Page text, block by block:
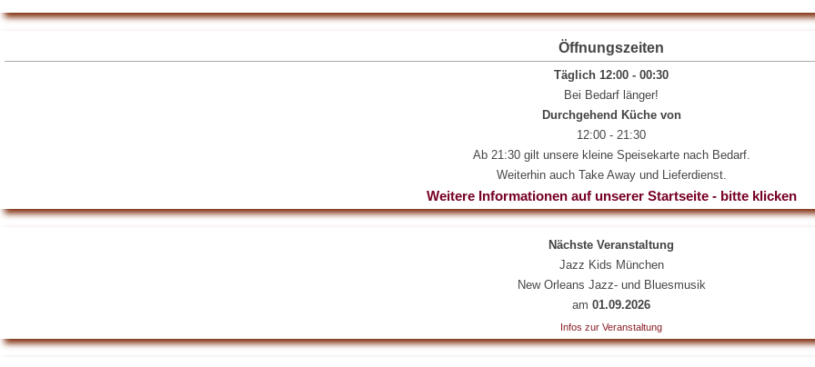
Öffnungszeiten
Täglich 12:00 - 00:30
Bei Bedarf länger!
Durchgehend Küche von
12:00 - 21:30
Ab 21:30 gilt unsere kleine Speisekarte nach Bedarf.
Weiterhin auch Take Away und Lieferdienst.
Weitere Informationen auf unserer Startseite - bitte klicken
Nächste Veranstaltung
Jazz Kids München
New Orleans Jazz- und Bluesmusik
am 01.09.2026
Infos zur Veranstaltung